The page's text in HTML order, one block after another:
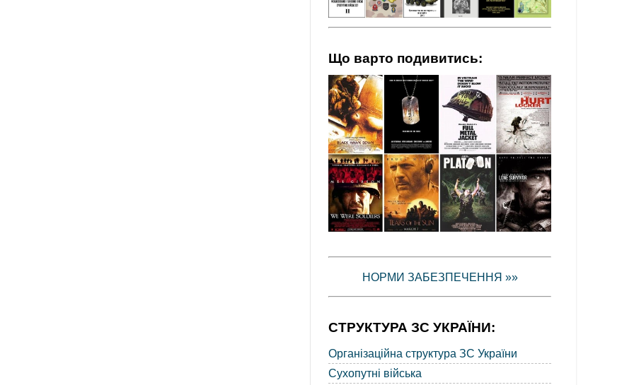
Що варто подивитись:
НОРМИ ЗАБЕЗПЕЧЕННЯ »»
СТРУКТУРА ЗС УКРАЇНИ:
Організаційна структура ЗС України
Сухопутні війська